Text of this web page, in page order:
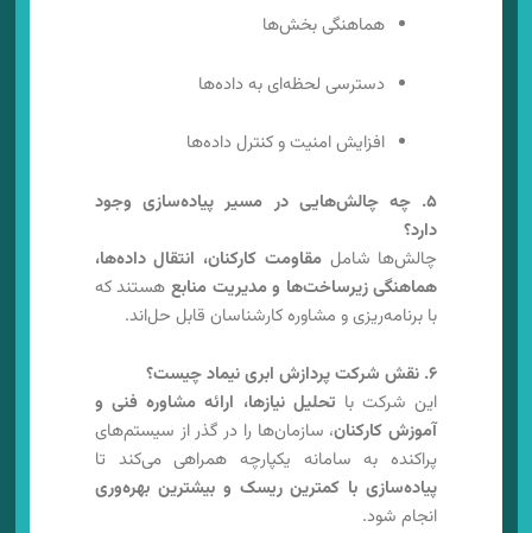
هماهنگی بخش‌ها
دسترسی لحظه‌ای به داده‌ها
افزایش امنیت و کنترل داده‌ها
۵. چه چالش‌هایی در مسیر پیاده‌سازی وجود
دارد؟
چالش‌ها شاملمقاومت کارکنان، انتقال داده‌ها،
هماهنگی زیرساخت‌ها و مدیریت منابع هستند که
با برنامه‌ریزی و مشاوره کارشناسان قابل حل‌اند.
۶. نقش شرکت پردازش ابری نیماد چیست؟
این شرکت با تحلیل نیازها، ارائه مشاوره فنی و
آموزش کارکنان، سازمان‌ها را در گذر از سیستم‌های
پراکنده به سامانه یکپارچه همراهی می‌کند تا
پیاده‌سازی با کمترین ریسک و بیشترین بهره‌وری
انجام شود.